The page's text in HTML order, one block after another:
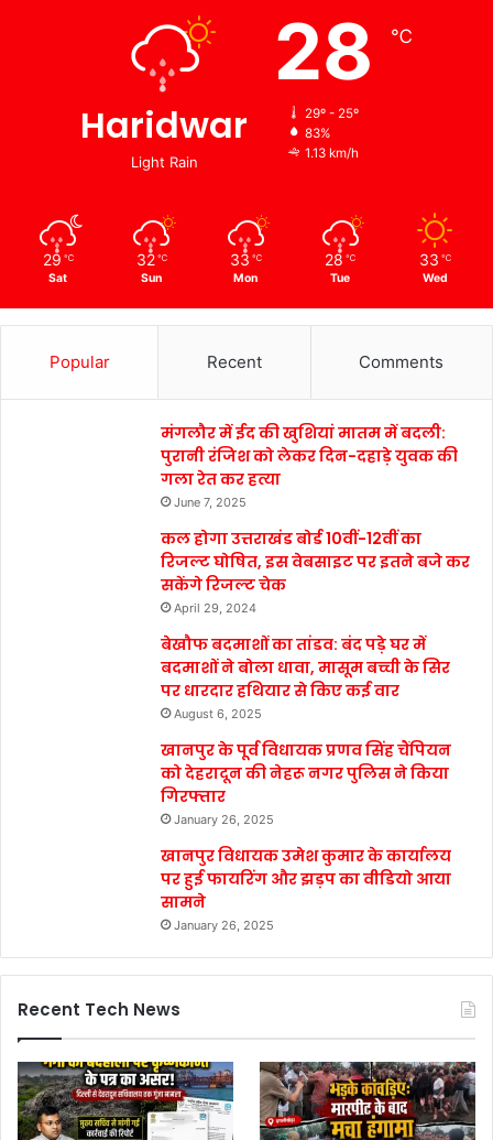
Haridwar
Light Rain
28 ℃
29º - 25º
83%
1.13 km/h
29 ℃
Sat
32 ℃
Sun
33 ℃
Mon
28 ℃
Tue
33 ℃
Wed
Popular Recent Comments
मंगलौर में ईद की खुशियां मातम में बदली:
पुरानी रंजिश को लेकर दिन-दहाड़े युवक की
गला रेत कर हत्या
June 7, 2025
कल होगा उत्तराखंड बोर्ड 10वीं-12वीं का
रिजल्ट घोषित, इस वेबसाइट पर इतने बजे कर
सकेंगे रिजल्ट चेक
April 29, 2024
बेखौफ बदमाशों का तांडव: बंद पड़े घर में
बदमाशों ने बोला धावा, मासूम बच्ची के सिर
पर धारदार हथियार से किए कई वार
August 6, 2025
खानपुर के पूर्व विधायक प्रणव सिंह चैंपियन
को देहरादून की नेहरू नगर पुलिस ने किया
गिरफ्तार
January 26, 2025
खानपुर विधायक उमेश कुमार के कार्यालय
पर हुई फायरिंग और झड़प का वीडियो आया
सामने
January 26, 2025
Recent Tech News